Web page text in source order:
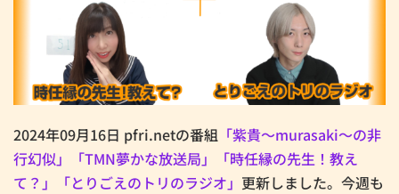
2024年09月16日 pfri.netの番組 「紫貴～murasaki～の非
行幻似」
「TMN夢かな放送局」
「時任縁の先生！教え
て？」
「とりごえのトリのラジオ」 更新しました。今週も